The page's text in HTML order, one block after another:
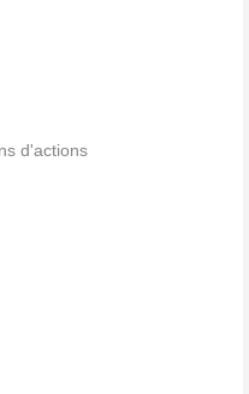
d'actions